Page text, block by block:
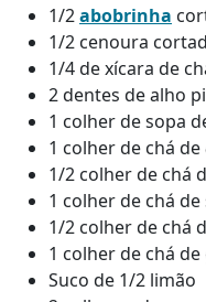
1/2abobrinha
1/2 cenoura
1/4 de xícara de
2 dentes de alho
1 colher de sopa
1 colher de chá de
1/2 colher de chá
1 colher de chá de
1/2 colher de chá
1 colher de chá
Suco de 1/2 limão